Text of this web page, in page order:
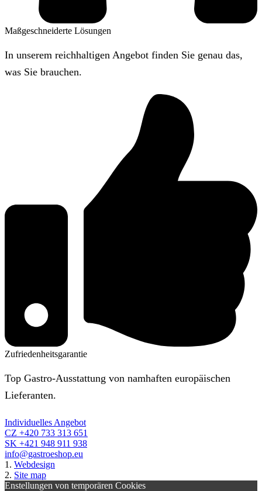
Maßgeschneiderte Lösungen
In unserem reichhaltigen Angebot finden Sie genau das,
was Sie brauchen.
Zufriedenheitsgarantie
Top Gastro-Ausstattung von namhaften europäischen
Lieferanten.
Individuelles Angebot
CZ +420 733 313 651
SK +421 948 911 938
info@gastroeshop.eu
1. Webdesign
2. Site map
Enstellungen von temporären Cookies